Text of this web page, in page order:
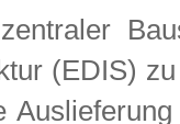
(EDIS)